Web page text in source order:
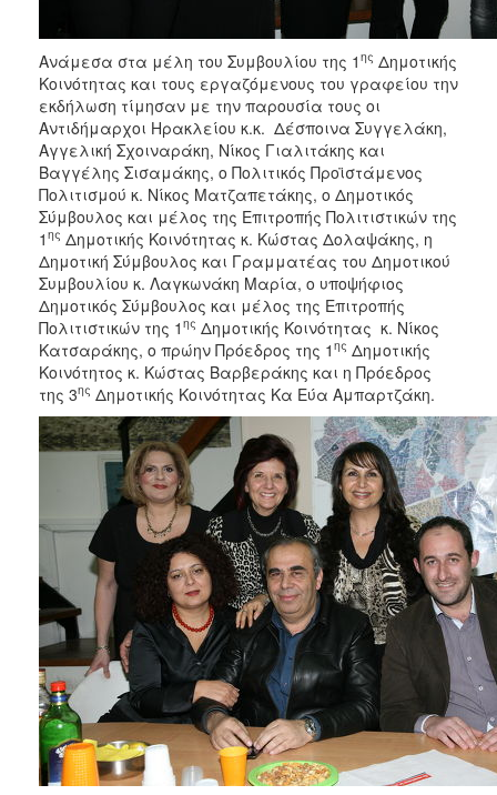
Ανάμεσα στα μέλη του Συμβουλίου της 1 ης Δημοτικής
Κοινότητας και τους εργαζόμενους του γραφείου την
εκδήλωση τίμησαν με την παρουσία τους οι
Αντιδήμαρχοι Ηρακλείου κ.κ. Δέσποινα Συγγελάκη,
Αγγελική Σχοιναράκη, Νίκος Γιαλιτάκης και
Βαγγέλης Σισαμάκης, ο Πολιτικός Προϊστάμενος
Πολιτισμού κ. Νίκος Ματζαπετάκης, ο Δημοτικός
Σύμβουλος και μέλος της Επιτροπής Πολιτιστικών της
1 ης Δημοτικής Κοινότητας κ. Κώστας Δολαψάκης, η
Δημοτική Σύμβουλος και Γραμματέας του Δημοτικού
Συμβουλίου κ. Λαγκωνάκη Μαρία, ο υποψήφιος
Δημοτικός Σύμβουλος και μέλος της Επιτροπής
Πολιτιστικών της 1 ης Δημοτικής Κοινότητας κ. Νίκος
Κατσαράκης, ο πρώην Πρόεδρος της 1 ης Δημοτικής
Κοινότητος κ. Κώστας Βαρβεράκης και η Πρόεδρος
της 3ης Δημοτικής Κοινότητας Κα Εύα Αμπαρτζάκη.